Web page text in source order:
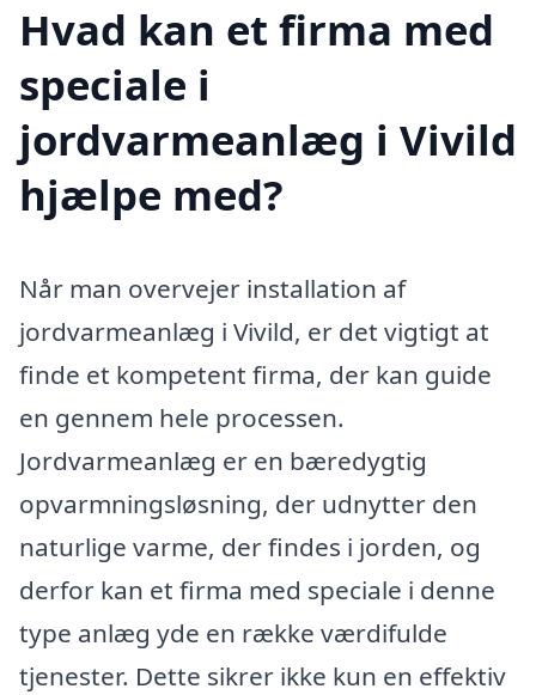
Hvad kan et firma med
speciale i
jordvarmeanlæg i Vivild
hjælpe med?
Når man overvejer installation af
jordvarmeanlæg i Vivild, er det vigtigt at
finde et kompetent firma, der kan guide
en gennem hele processen.
Jordvarmeanlæg er en bæredygtig
opvarmningsløsning, der udnytter den
naturlige varme, der findes i jorden, og
derfor kan et firma med speciale i denne
type anlæg yde en række værdifulde
tjenester. Dette sikrer ikke kun en effektiv